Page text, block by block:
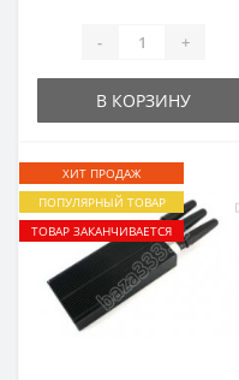
- +
В КОРЗИНУ
ХИТ ПРОДАЖ
ПОПУЛЯРНЫЙ ТОВАР
ТОВАР ЗАКАНЧИВАЕТСЯ